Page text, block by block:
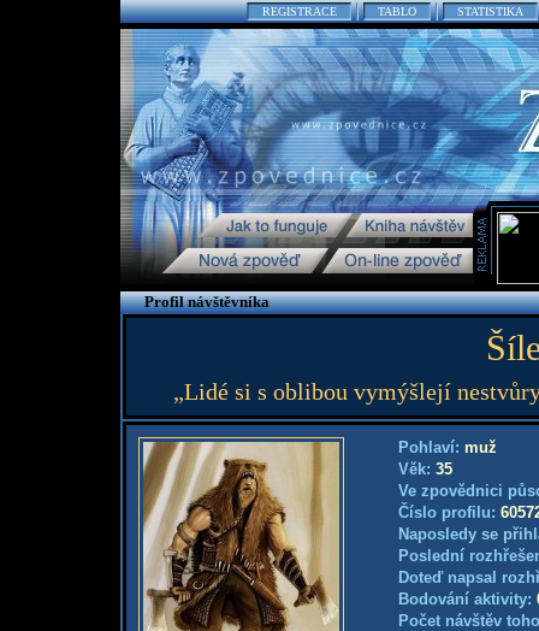
REGISTRACE TABLO STATISTIKA
Profil návštěvníka
„Lidé si s oblibou vymýšlejí
Pohlaví: muž
Věk: 35
Ve zpovědnici
Číslo profilu:
Naposledy se
Poslední
Doteď napsal
Bodování aktivity:
Počet návštěv